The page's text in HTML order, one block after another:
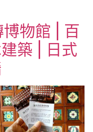
博物館 | 百
築 | 日式